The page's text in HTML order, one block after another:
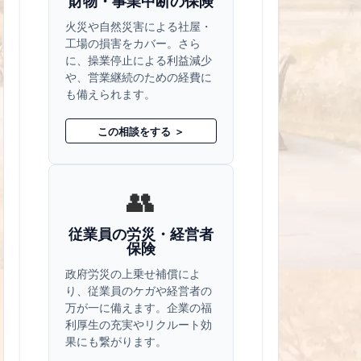
火災や自然災害による社屋・
工場の損害をカバー。さら
に、操業停止による利益減少
や、営業継続のための経費に
も備えられます。
この相談をする ＞
👥
従業員の労災・経営者
保険
政府労災の上乗せ補償によ
り、従業員のケガや経営者の
万が一に備えます。企業の福
利厚生の充実やリクルート効
果にも繋がります。